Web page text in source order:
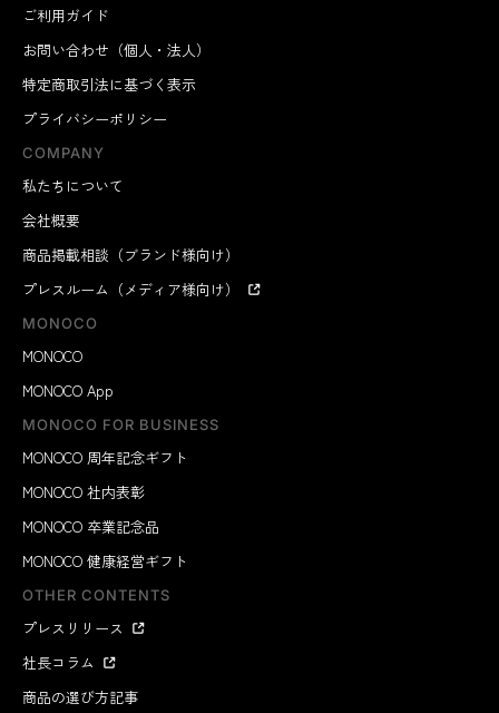
ご利用ガイド
お問い合わせ（個人・法人）
特定商取引法に基づく表示
プライバシーポリシー
COMPANY
私たちについて
会社概要
商品掲載相談（ブランド様向け）
プレスルーム（メディア様向け）
MONOCO
MONOCO
MONOCO App
MONOCO FOR BUSINESS
MONOCO 周年記念ギフト
MONOCO 社内表彰
MONOCO 卒業記念品
MONOCO 健康経営ギフト
OTHER CONTENTS
プレスリリース
社長コラム
商品の選び方記事